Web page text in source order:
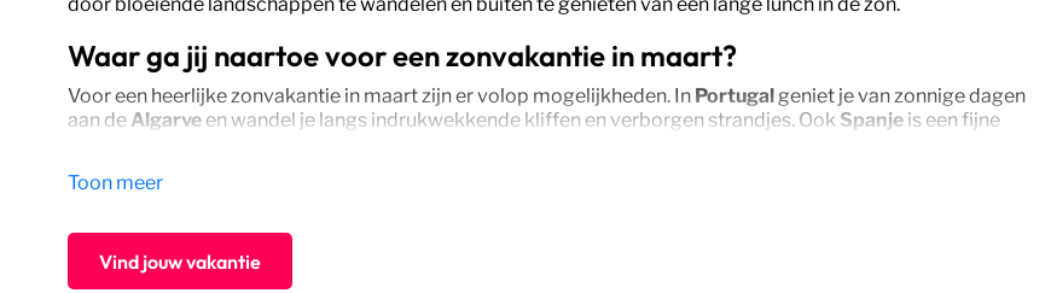
Waar ga jij naartoe voor een zonvakantie in maart?
Voor een heerlijke zonvakantie in maart zijn er volop mogelijkheden. In Portugal geniet je van zonnige dagen
aan de Algarve en wandel je langs indrukwekkende kliffen en verborgen strandjes. Ook Spanje is een fijne
wandelroutes die in maart op hun mooist zijn. Zoek je nog meer zonuren, dan zijn de
Zonvakantie maart: een voorproefje van de zomer
Toon meer
Vind jouw vakantie